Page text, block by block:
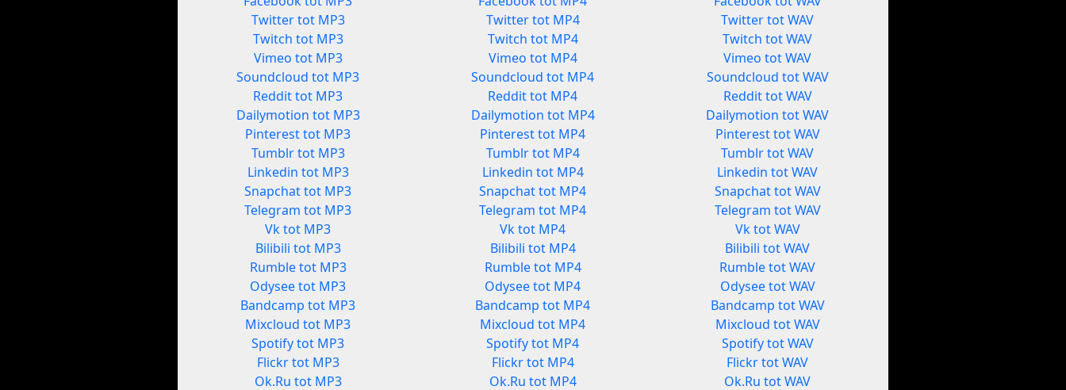
Twitter tot MP3
Twitch tot MP3
Vimeo tot MP3
Soundcloud tot MP3
Reddit tot MP3
Dailymotion tot MP3
Pinterest tot MP3
Tumblr tot MP3
Linkedin tot MP3
Snapchat tot MP3
Telegram tot MP3
Vk tot MP3
Bilibili tot MP3
Rumble tot MP3
Odysee tot MP3
Bandcamp tot MP3
Mixcloud tot MP3
Spotify tot MP3
Flickr tot MP3
Ok.Ru tot MP3
Twitter tot MP4
Twitch tot MP4
Vimeo tot MP4
Soundcloud tot MP4
Reddit tot MP4
Dailymotion tot MP4
Pinterest tot MP4
Tumblr tot MP4
Linkedin tot MP4
Snapchat tot MP4
Telegram tot MP4
Vk tot MP4
Bilibili tot MP4
Rumble tot MP4
Odysee tot MP4
Bandcamp tot MP4
Mixcloud tot MP4
Spotify tot MP4
Flickr tot MP4
Ok.Ru tot MP4
Twitter tot WAV
Twitch tot WAV
Vimeo tot WAV
Soundcloud tot WAV
Reddit tot WAV
Dailymotion tot WAV
Pinterest tot WAV
Tumblr tot WAV
Linkedin tot WAV
Snapchat tot WAV
Telegram tot WAV
Vk tot WAV
Bilibili tot WAV
Rumble tot WAV
Odysee tot WAV
Bandcamp tot WAV
Mixcloud tot WAV
Spotify tot WAV
Flickr tot WAV
Ok.Ru tot WAV